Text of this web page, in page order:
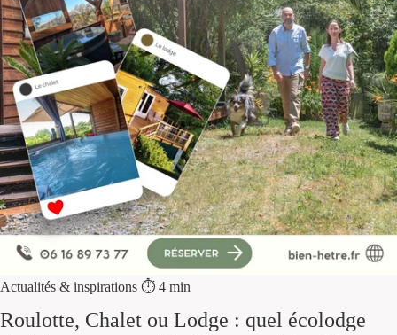
Actualités & inspirations ⏱ 4 min
Roulotte, Chalet ou Lodge : quel écolodge